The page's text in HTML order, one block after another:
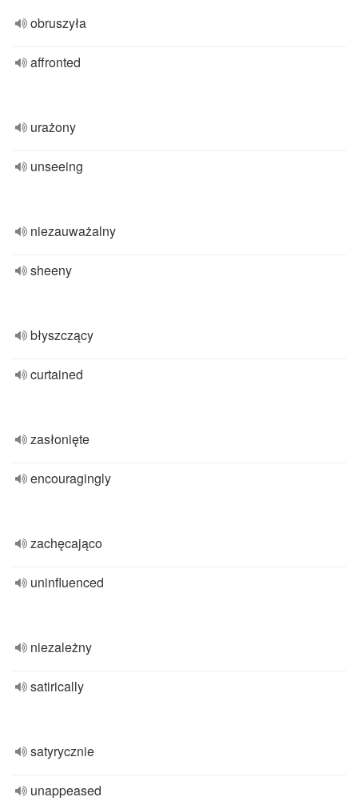
obruszyła
affronted
urażony
unseeing
niezauważalny
sheeny
błyszczący
curtained
zasłonięte
encouragingly
zachęcająco
uninfluenced
niezależny
satirically
satyrycznie
unappeased